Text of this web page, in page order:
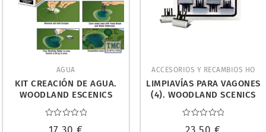
AGUA
KIT CREACIÓN DE AGUA.
WOODLAND ESCENICS
RG5153
ACCESORIOS Y RECAMBIOS HO
LIMPIAVÍAS PARA VAGONES
(4). WOODLAND SCENICS
TT4571